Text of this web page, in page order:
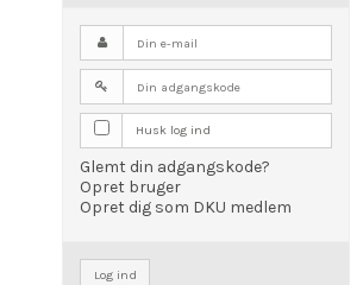
Husk log ind
Glemt din adgangskode?
Opret bruger
Opret dig som DKU medlem
Log ind